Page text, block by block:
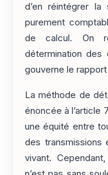
d’en réintégrer la
purement
de calcul. On
détermination des
gouverne le
La méthode de
énoncée à l’article
une équité entre
des
vivant.